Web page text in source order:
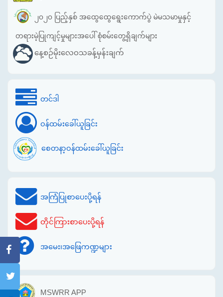
၂၀၂၀ ပြည့်နှစ် အထွေထွေရွေးကောက်ပွဲ မဲမသမာမှုနှင့်
တရားမဲ့ပြုကျင့်မှုများအပေါ် စုံစမ်းတွေ့ရှိချက်များ
နေ့စဉ်မိုးလေဝသခန့်မှန်းချက်
တင်ဒါ
ဝန်ထမ်းခေါ်ယူခြင်း
စေတနာ့ဝန်ထမ်းခေါ်ယူခြင်း
အကြံပြုစာပေးပို့ရန်
တိုင်ကြားစာပေးပို့ရန်
အမေး၊အဖြေကဏ္ဍများ
MSWRR APP